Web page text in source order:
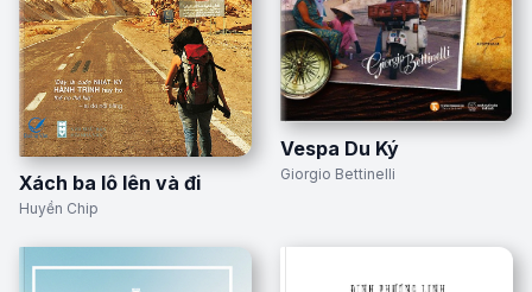
Xách ba lô lên và đi
Huyền Chip
Vespa Du Ký
Giorgio Bettinelli